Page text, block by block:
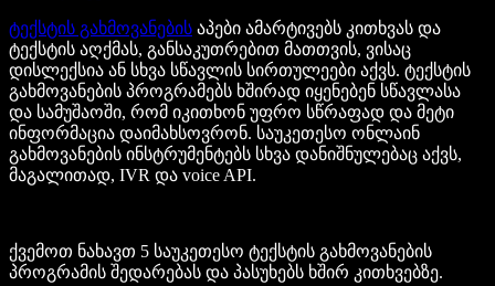
ტექსტის გახმოვანების აპები ამარტივებს კითხვას და
ტექსტის აღქმას, განსაკუთრებით მათთვის, ვისაც
დისლექსია ან სხვა სწავლის სირთულეები აქვს. ტექსტის
გახმოვანების პროგრამებს ხშირად იყენებენ სწავლასა
და სამუშაოში, რომ იკითხონ უფრო სწრაფად და მეტი
ინფორმაცია დაიმახსოვრონ. საუკეთესო ონლაინ
გახმოვანების ინსტრუმენტებს სხვა დანიშნულებაც აქვს,
მაგალითად, IVR და voice API.
ქვემოთ ნახავთ 5 საუკეთესო ტექსტის გახმოვანების
პროგრამის შედარებას და პასუხებს ხშირ კითხვებზე.